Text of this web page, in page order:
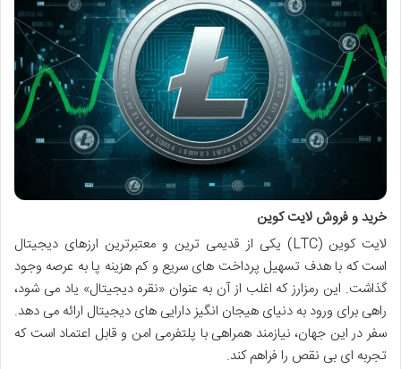
خرید و فروش لایت کوین
لایت کوین (LTC) یکی از قدیمی ترین و معتبرترین ارزهای دیجیتال
است که با هدف تسهیل پرداخت های سریع و کم هزینه پا به عرصه وجود
گذاشت. این رمزارز که اغلب از آن به عنوان «نقره دیجیتال» یاد می شود،
راهی برای ورود به دنیای هیجان انگیز دارایی های دیجیتال ارائه می دهد.
سفر در این جهان، نیازمند همراهی با پلتفرمی امن و قابل اعتماد است که
تجربه ای بی نقص را فراهم کند.